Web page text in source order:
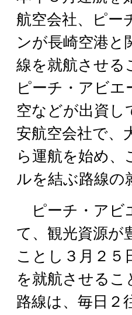
航空会社、ピー
ンが長崎空港と
線を就航させる
ピーチ・アビエ
空などが出資し
安航空会社で、
ら運航を始め
ルを結ぶ路線の
ピーチ・アビ
て、観光資源が
ことし３月２５
を就航させるこ
路線は、毎日２